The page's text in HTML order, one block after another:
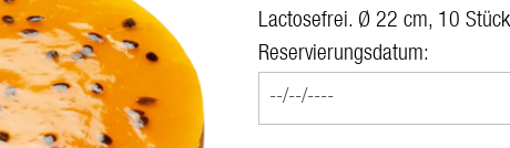
Lactosefrei. Ø 22 cm, 10
Reservierungsdatum: